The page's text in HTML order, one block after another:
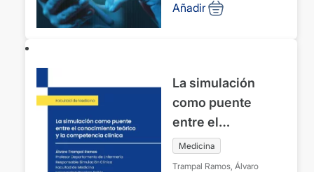
Añadir
La simulación
como puente
entre el
conocimiento
teórico y la
Medicina
Trampal Ramos, Álvaro